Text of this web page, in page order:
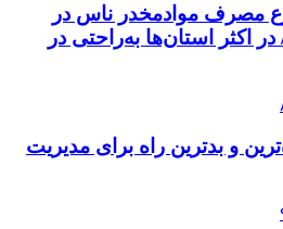
مصرف موادمخدر ناس در
اکثر استان‌ها به‌راحتی در
و بدترین راه برای مدیریت